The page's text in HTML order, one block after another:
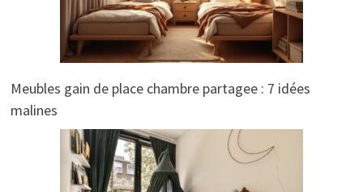
Meubles gain de place chambre partagee : 7 idées
malines